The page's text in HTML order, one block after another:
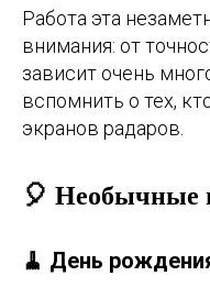
Работа эта
внимания: от
зависит очень
вспомнить о тех,
экранов радаров.
🎈 Необычные
🧹 День